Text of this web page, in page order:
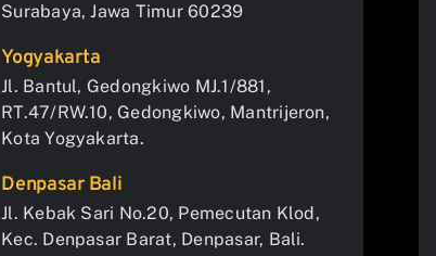
Surabaya, Jawa Timur 60239
Yogyakarta
Jl. Bantul, Gedongkiwo MJ.1/881,
RT.47/RW.10, Gedongkiwo, Mantrijeron,
Kota Yogyakarta.
Denpasar Bali
Jl. Kebak Sari No.20, Pemecutan Klod,
Kec. Denpasar Barat, Denpasar, Bali.